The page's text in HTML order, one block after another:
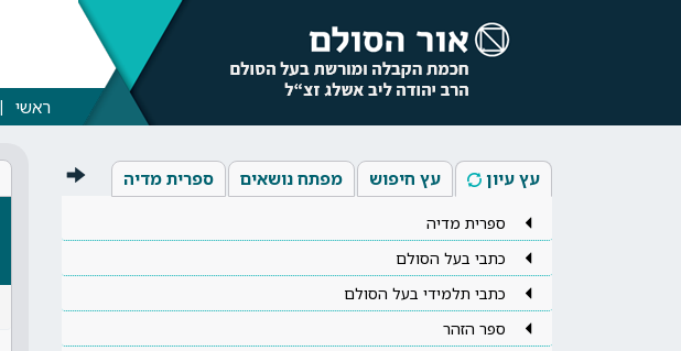
ראשי
עץ עיון עץ חיפוש מפתח נושאים ספרית מדיה
ספרית מדיה
כתבי בעל הסולם
כתבי תלמידי בעל הסולם
ספר הזהר